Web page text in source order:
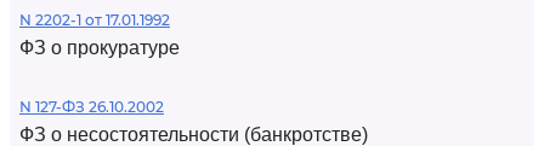
N 2202-1 от 17.01.1992
ФЗ о прокуратуре
N 127-ФЗ 26.10.2002
ФЗ о несостоятельности (банкротстве)